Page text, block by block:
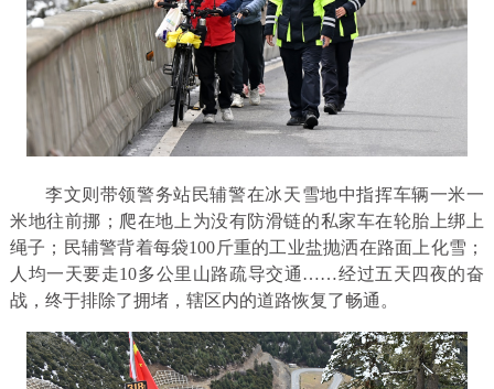
李文则带领警务站民辅警在冰天雪地中指挥车辆一米一
米地往前挪；爬在地上为没有防滑链的私家车在轮胎上绑上
绳子；民辅警背着每袋100斤重的工业盐抛洒在路面上化雪；
人均一天要走10多公里山路疏导交通……经过五天四夜的奋
战，终于排除了拥堵，辖区内的道路恢复了畅通。